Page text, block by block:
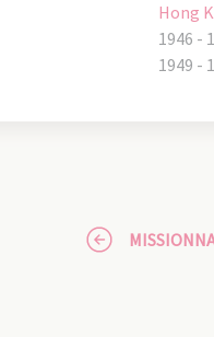
Hong
1946 -
1949 -